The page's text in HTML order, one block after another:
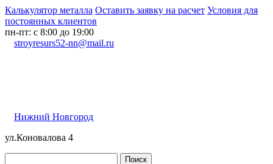
Калькулятор металла Оставить заявку на расчет Условия для
постоянных клиентов
пн-пт: с 8:00 до 19:00
stroyresurs52-nn@mail.ru
Нижний Новгород
ул.Коновалова 4